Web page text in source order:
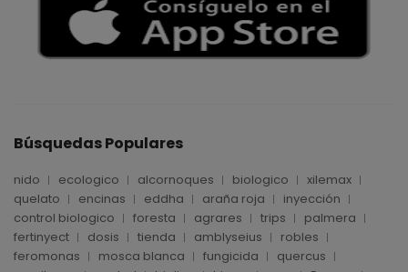
Búsquedas Populares
nido ecologico alcornoques biologico
xilemax
quelato
encinas eddha araña roja
inyección
control biologico
foresta agrares trips
palmera
fertinyect
dosis tienda amblyseius
robles
feromonas
mosca blanca fungicida
quercus